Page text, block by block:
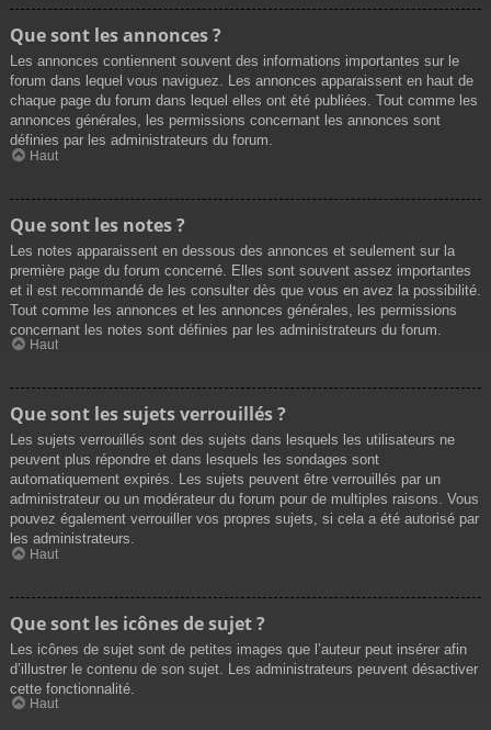
Que sont les annonces ?
Les annonces contiennent souvent des informations importantes sur le
forum dans lequel vous naviguez. Les annonces apparaissent en haut de
chaque page du forum dans lequel elles ont été publiées. Tout comme les
annonces générales, les permissions concernant les annonces sont
définies par les administrateurs du forum.
Haut
Que sont les notes ?
Les notes apparaissent en dessous des annonces et seulement sur la
première page du forum concerné. Elles sont souvent assez importantes
et il est recommandé de les consulter dès que vous en avez la possibilité.
Tout comme les annonces et les annonces générales, les permissions
concernant les notes sont définies par les administrateurs du forum.
Haut
Que sont les sujets verrouillés ?
Les sujets verrouillés sont des sujets dans lesquels les utilisateurs ne
peuvent plus répondre et dans lesquels les sondages sont
automatiquement expirés. Les sujets peuvent être verrouillés par un
administrateur ou un modérateur du forum pour de multiples raisons. Vous
pouvez également verrouiller vos propres sujets, si cela a été autorisé par
les administrateurs.
Haut
Que sont les icônes de sujet ?
Les icônes de sujet sont de petites images que l’auteur peut insérer afin
d’illustrer le contenu de son sujet. Les administrateurs peuvent désactiver
cette fonctionnalité.
Haut